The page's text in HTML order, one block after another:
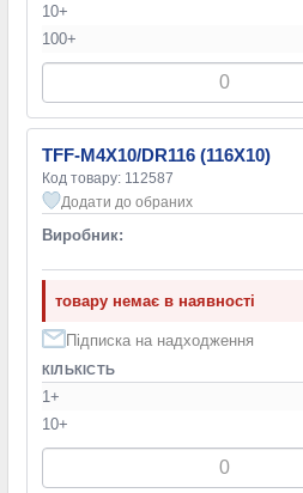
10+
100+
TFF-M4X10/DR116 (116X10)
Код товару: 112587
Додати до обраних
Виробник:
товару немає в наявності
Підписка на надходження
КІЛЬКІСТЬ
1+
10+